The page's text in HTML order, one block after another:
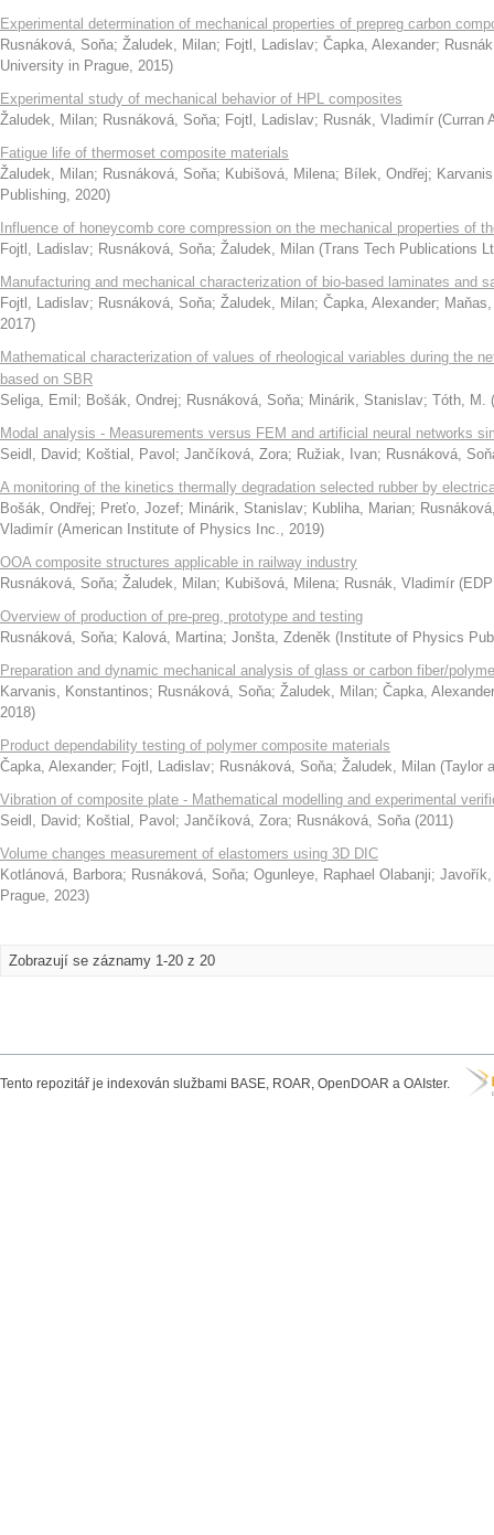
Experimental determination of mechanical properties of prepreg carbon
Rusnáková, Soňa; Žaludek, Milan; Fojtl, Ladislav; Čapka, Alexander;
University in Prague, 2015)
Experimental study of mechanical behavior of HPL composites
Žaludek, Milan; Rusnáková, Soňa; Fojtl, Ladislav; Rusnák, Vladimír (Curran
Fatigue life of thermoset composite materials
Žaludek, Milan; Rusnáková, Soňa; Kubišová, Milena; Bílek, Ondřej;
Publishing, 2020)
Influence of honeycomb core compression on the mechanical properties of
Fojtl, Ladislav; Rusnáková, Soňa; Žaludek, Milan (Trans Tech Publications
Manufacturing and mechanical characterization of bio-based laminates and
Fojtl, Ladislav; Rusnáková, Soňa; Žaludek, Milan; Čapka, Alexander;
2017)
Mathematical characterization of values of rheological variables during the
based on SBR
Seliga, Emil ; Bošák, Ondrej; Rusnáková, Soňa; Minárik, Stanislav; Tóth, M. (
Modal analysis - Measurements versus FEM and artificial neural networks
Seidl, David; Koštial, Pavol ; Jančíková, Zora; Ružiak, Ivan; Rusnáková,
A monitoring of the kinetics thermally degradation selected rubber by
Bošák, Ondřej; Preťo, Jozef; Minárik, Stanislav; Kubliha, Marian;
Vladimír (American Institute of Physics Inc., 2019)
OOA composite structures applicable in railway industry
Rusnáková, Soňa; Žaludek, Milan; Kubišová, Milena; Rusnák, Vladimír (
Overview of production of pre-preg, prototype and testing
Rusnáková, Soňa; Kalová, Martina; Jonšta, Zdeněk ( Institute of Physics
Preparation and dynamic mechanical analysis of glass or carbon fiber/
Karvanis, Konstantinos; Rusnáková, Soňa; Žaludek, Milan; Čapka, Alexander
2018)
Product dependability testing of polymer composite materials
Čapka, Alexander; Fojtl, Ladislav; Rusnáková, Soňa; Žaludek, Milan (Taylor
Vibration of composite plate - Mathematical modelling and experimental
Seidl, David; Koštial, Pavol ; Jančíková, Zora; Rusnáková, Soňa (2011)
Volume changes measurement of elastomers using 3D DIC
Kotlánová, Barbora; Rusnáková, Soňa; Ogunleye, Raphael Olabanji;
Prague, 2023)
Zobrazují se záznamy 1-20 z 20
Tento repozitář je indexován službami BASE, ROAR, OpenDOAR a OAIster.